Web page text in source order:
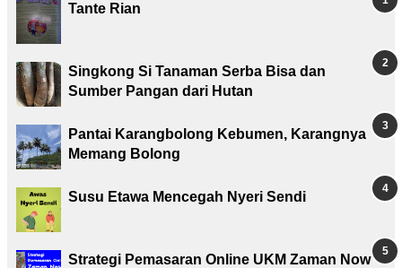
Tante Rian
Singkong Si Tanaman Serba Bisa dan
Sumber Pangan dari Hutan
Pantai Karangbolong Kebumen, Karangnya
Memang Bolong
Susu Etawa Mencegah Nyeri Sendi
Strategi Pemasaran Online UKM Zaman Now